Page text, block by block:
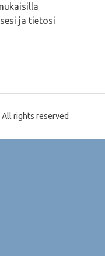
ja tietosi
All rights reserved